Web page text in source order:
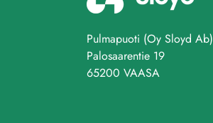
Pulmapuoti (Oy Sloyd Ab)
Palosaarentie 19
65200 VAASA